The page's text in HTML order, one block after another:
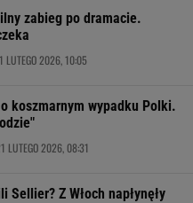
zabieg po dramacie.
LUTEGO 2026, 10:05
koszmarnym wypadku Polki.
LUTEGO 2026, 08:31
Sellier? Z Włoch napłynęły